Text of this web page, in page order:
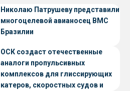
Николаю Патрушеву представили
многоцелевой авианосец ВМС
Бразилии
ОСК создаст отечественные
аналоги пропульсивных
комплексов для глиссирующих
катеров, скоростных судов и